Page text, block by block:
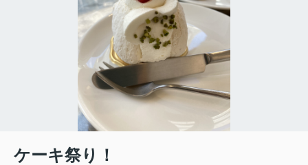
ケーキ祭り！